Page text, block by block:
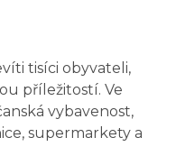
tisíci obyvateli,
příležitostí. Ve
vybavenost,
supermarkety a